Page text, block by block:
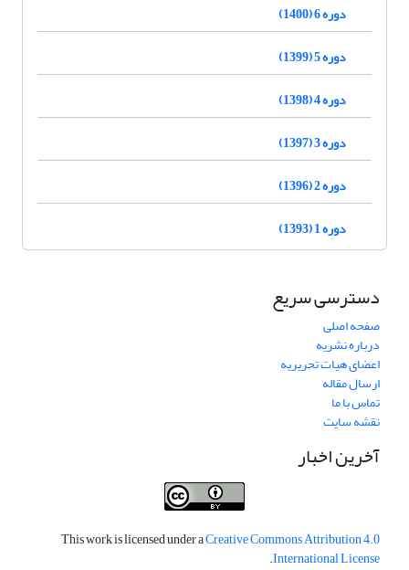
دوره 6 (1400)
دوره 5 (1399)
دوره 4 (1398)
دوره 3 (1397)
دوره 2 (1396)
دوره 1 (1393)
دسترسی سریع
صفحه اصلی
درباره نشریه
اعضای هیات تحریریه
ارسال مقاله
تماس با ما
نقشه سایت
آخرین اخبار
This work is licensed under aCreative Commons Attribution 4.0
International License
.